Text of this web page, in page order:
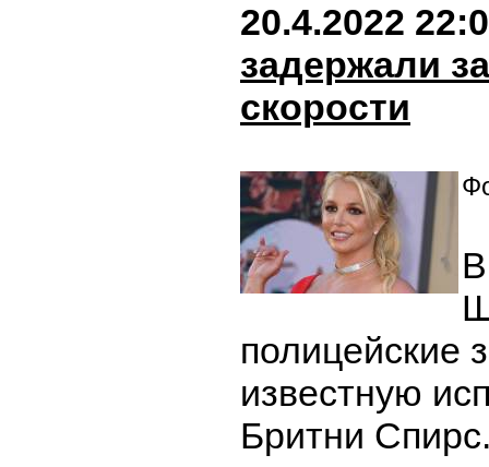
20.4.2022
задержали
скорости
полицейские
известную
Бритни